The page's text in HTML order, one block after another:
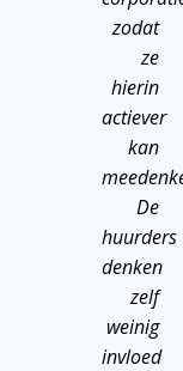
zodat
ze
hierin
actiever
kan
De
huurders
denken
zelf
weinig
invloed